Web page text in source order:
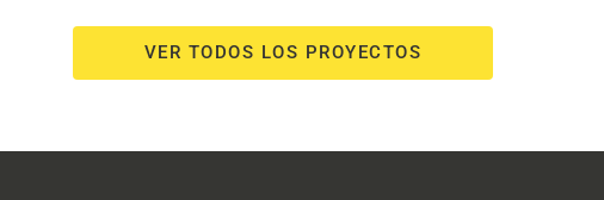
VER TODOS LOS PROYECTOS